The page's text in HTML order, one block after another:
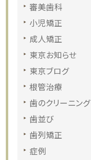
審美歯科
小児矯正
成人矯正
東京お知らせ
東京ブログ
根管治療
歯のクリーニング
歯並び
歯列矯正
症例